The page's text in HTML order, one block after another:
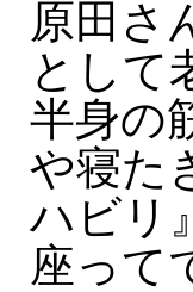
原田さ
として
半身の
や寝た
ハビリ
座って